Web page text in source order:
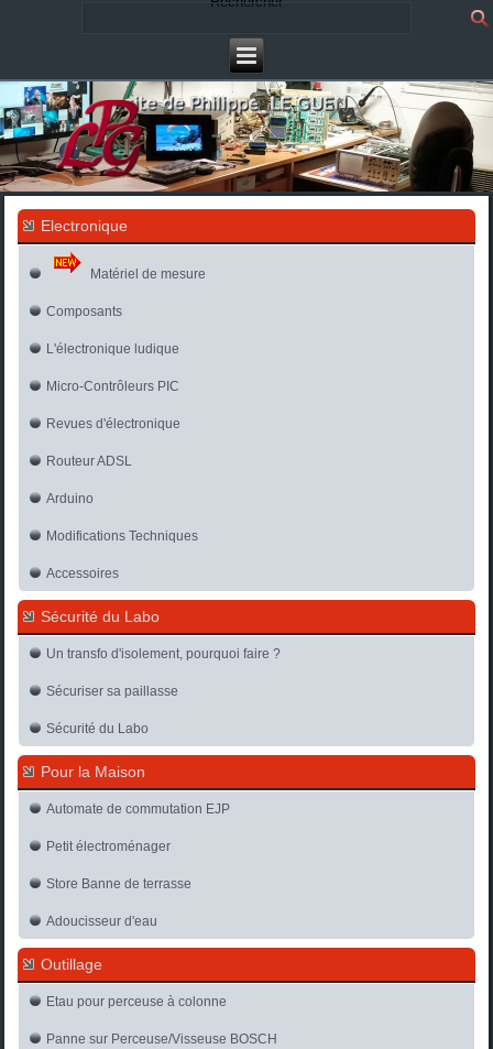
Electronique
Matériel de mesure
Composants
L'électronique ludique
Micro-Contrôleurs PIC
Revues d'électronique
Routeur ADSL
Arduino
Modifications Techniques
Accessoires
Sécurité du Labo
Un transfo d'isolement, pourquoi faire ?
Sécuriser sa paillasse
Sécurité du Labo
Pour la Maison
Automate de commutation EJP
Petit électroménager
Store Banne de terrasse
Adoucisseur d'eau
Outillage
Etau pour perceuse à colonne
Panne sur Perceuse/Visseuse BOSCH